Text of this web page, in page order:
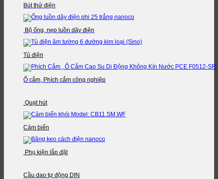
Bút thử điện
Bộ ống, nẹp luồn dây điện
Tủ điện
Ổ cắm, Phích cắm công nghiệp
Quạt hút
Cảm biến
Phụ kiện lắp đặt
Cầu dao tự động DIN